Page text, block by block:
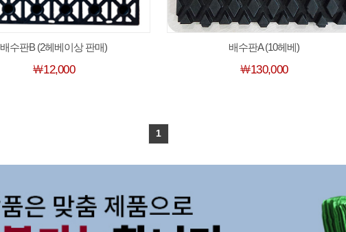
배수판B (2헤베이상 판매)
￦12,000
배수판A (10헤베)
￦130,000
1